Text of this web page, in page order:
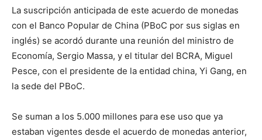
La suscripción anticipada de este acuerdo de monedas
con el Banco Popular de China (PBoC por sus siglas en
inglés) se acordó durante una reunión del ministro de
Economía, Sergio Massa, y el titular del BCRA, Miguel
Pesce, con el presidente de la entidad china, Yi Gang, en
la sede del PBoC.
Se suman a los 5.000 millones para ese uso que ya
estaban vigentes desde el acuerdo de monedas anterior,